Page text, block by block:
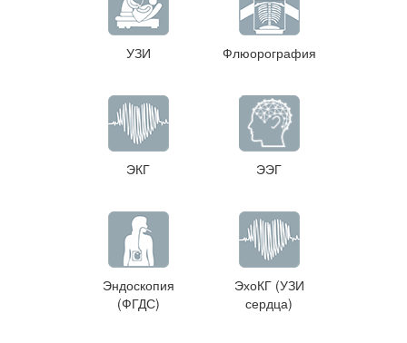
УЗИ Флюорография
ЭКГ ЭЭГ
Эндоскопия
(ФГДС)
ЭхоКГ (УЗИ
сердца)